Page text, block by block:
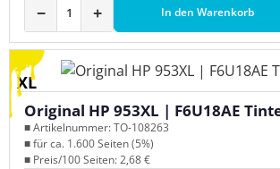
− + In den Warenkorb
XL
Original HP 953XL | F6U18AE
■ Artikelnummer: TO-108263
■ für ca. 1.600 Seiten (5%)
■ Preis/100 Seiten: 2,68 €